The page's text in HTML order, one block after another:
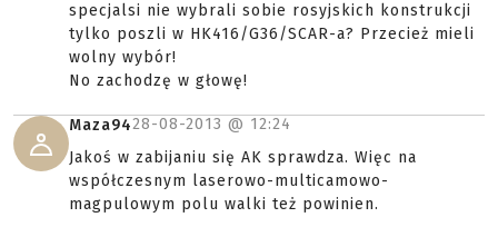
specjalsi nie wybrali sobie rosyjskich konstrukcji
tylko poszli w HK416/G36/SCAR-a? Przecież mieli
wolny wybór!
No zachodzę w głowę!
Maza9428-08-2013 @ 12:24
Jakoś w zabijaniu się AK sprawdza. Więc na
współczesnym laserowo-multicamowo-
magpulowym polu walki też powinien.